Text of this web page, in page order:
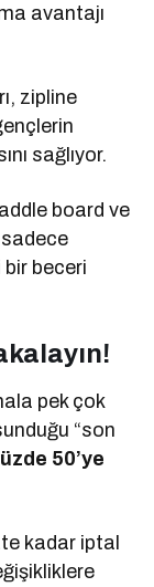
avantajı
zipline
sağlıyor.
board ve
bir beceri
pek çok
“son
50’ye
kadar iptal